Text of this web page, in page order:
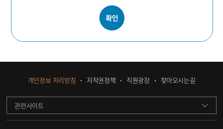
개인정보 처리방침 저작권정책 직원광장 찾아오시는길
관련사이트